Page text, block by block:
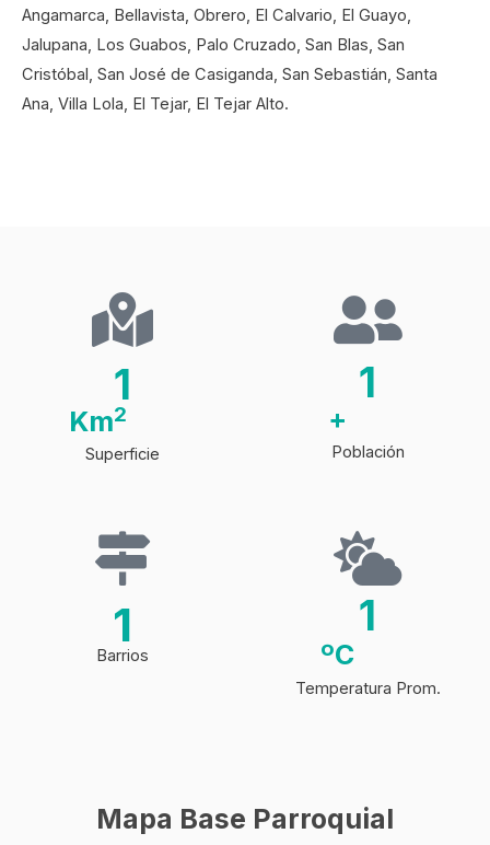
Angamarca, Bellavista, Obrero, El Calvario, El Guayo,
Jalupana, Los Guabos, Palo Cruzado, San Blas, San
Cristóbal, San José de Casiganda, San Sebastián, Santa
Ana, Villa Lola, El Tejar, El Tejar Alto.
1
Km2
Superficie
1
+
Población
1
Barrios
1
ºC
Temperatura Prom.
Mapa Base Parroquial